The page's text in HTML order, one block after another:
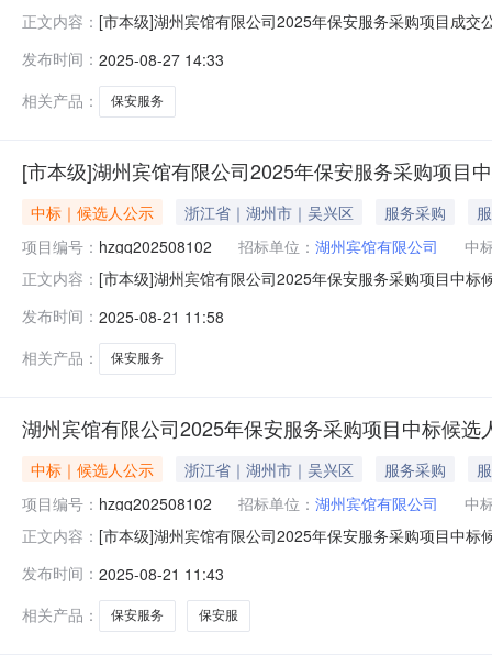
正文内容： [市本级]湖州宾馆有限公司2025年保安服务采购项目成
告开始时间：2025年8月27日公告结束时间：2025年8月
发布时间： 2025-08-27 14:33
相关产品：
保安服务
[市本级]湖州宾馆有限公司2025年保安服务采购项目
中标｜候选人公示 浙江省｜湖州市｜吴兴区 服务采购
项目编号： hzgq202508102 招标单位： 湖州宾馆有限公司
中
正文内容： [市本级]湖州宾馆有限公司2025年保安服务采购项目中
保保安服务有限公司7680002杭州拱卫安保服务集团有
发布时间： 2025-08-21 11:58
相关产品：
保安服务
湖州宾馆有限公司2025年保安服务采购项目中标候选
中标｜候选人公示 浙江省｜湖州市｜吴兴区 服务采购
项目编号： hzgq202508102 招标单位： 湖州宾馆有限公司
中
正文内容： [市本级]湖州宾馆有限公司2025年保安服务采购项目中
保保安服务有限公司7680002杭州拱卫安保服务集团有
发布时间： 2025-08-21 11:43
相关产品：
保安服务 保安服